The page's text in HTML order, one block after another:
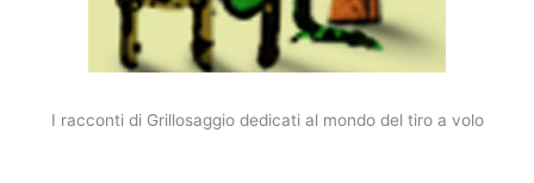
I racconti di Grillosaggio dedicati al mondo del tiro a volo